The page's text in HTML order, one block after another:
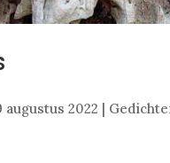
augustus 2022